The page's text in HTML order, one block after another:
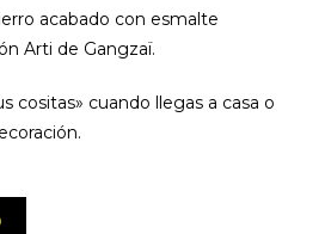
acabado con esmalte
Arti de Gangzaï.
cositas» cuando llegas a casa o